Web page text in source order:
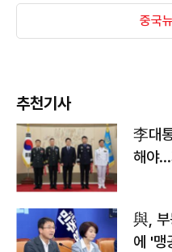
중국
추천기사
李대
해야…
與, 부
에 '맹